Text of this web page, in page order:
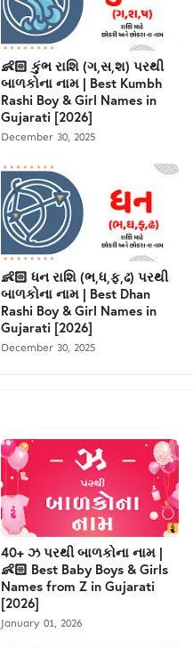
👶🏻 કુંભ રાશિ (ગ,સ,શ) પરથી
બાળકોના નામ | Best Kumbh
Rashi Boy & Girl Names in
Gujarati [2026]
December 30, 2025
👶🏻 ધન રાશિ (ભ,ધ,ફ,ઢ) પરથી
બાળકોના નામ | Best Dhan
Rashi Boy & Girl Names in
Gujarati [2026]
December 30, 2025
40+ ઝ પરથી બાળકોના નામ |
👶🏻 Best Baby Boys & Girls
Names from Z in Gujarati
[2026]
January 01, 2026